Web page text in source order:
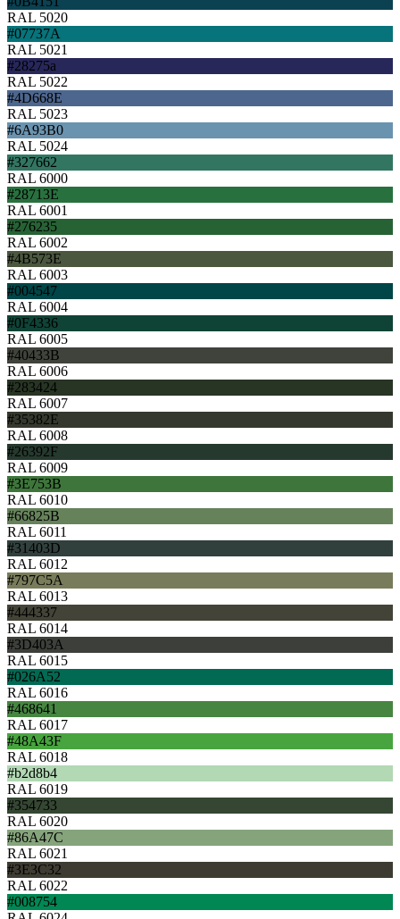
RAL 5020
#07737A
RAL 5021
#28275a
RAL 5022
#4D668E
RAL 5023
#6A93B0
RAL 5024
#327662
RAL 6000
#28713E
RAL 6001
#276235
RAL 6002
#4B573E
RAL 6003
#004547
RAL 6004
#0F4336
RAL 6005
#40433B
RAL 6006
#283424
RAL 6007
#35382E
RAL 6008
#26392F
RAL 6009
#3E753B
RAL 6010
#66825B
RAL 6011
#31403D
RAL 6012
#797C5A
RAL 6013
#444337
RAL 6014
#3D403A
RAL 6015
#026A52
RAL 6016
#468641
RAL 6017
#48A43F
RAL 6018
#b2d8b4
RAL 6019
#354733
RAL 6020
#86A47C
RAL 6021
#3E3C32
RAL 6022
#008754